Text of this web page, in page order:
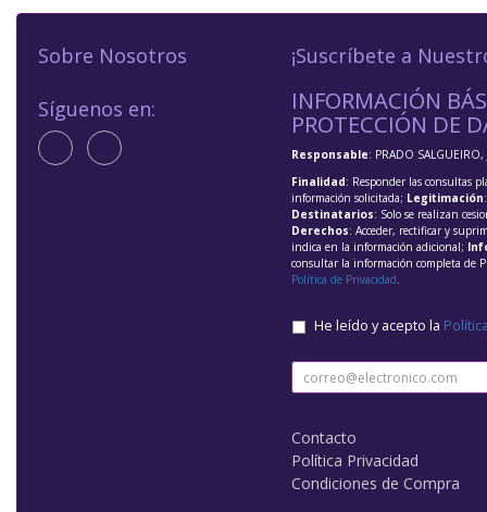
Sobre Nosotros
Síguenos en:
¡Suscríbete a
INFORMACIÓN
PROTECCIÓN DE
Responsable: PRADO SALGUEIRO,
Finalidad: Responder las consultas
información solicitada; Legitimación
Destinatarios: Solo se realizan
Derechos: Acceder, rectificar y
indica en la información adicional;
consultar la información completa de
Política de Privacidad.
He leído y acepto la
Contacto
Política Privacidad
Condiciones de Compra